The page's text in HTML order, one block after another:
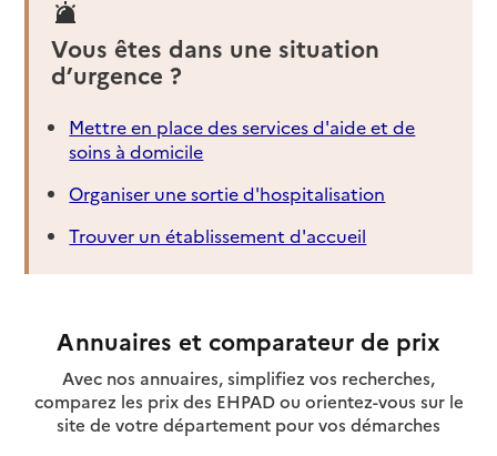
Vous êtes dans une situation
d’urgence ?
Mettre en place des services d'aide et de
soins à domicile
Organiser une sortie d'hospitalisation
Trouver un établissement d'accueil
Annuaires et comparateur de prix
Avec nos annuaires, simplifiez vos recherches,
comparez les prix des EHPAD ou orientez-vous sur le
site de votre département pour vos démarches